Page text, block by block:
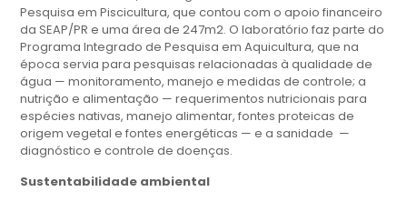
Pesquisa em Piscicultura, que contou com o apoio financeiro
da SEAP/PR e uma área de 247m2. O laboratório faz parte do
Programa Integrado de Pesquisa em Aquicultura, que na
época servia para pesquisas relacionadas à qualidade de
água — monitoramento, manejo e medidas de controle; a
nutrição e alimentação — requerimentos nutricionais para
espécies nativas, manejo alimentar, fontes proteicas de
origem vegetal e fontes energéticas — e a sanidade —
diagnóstico e controle de doenças.
Sustentabilidade ambiental